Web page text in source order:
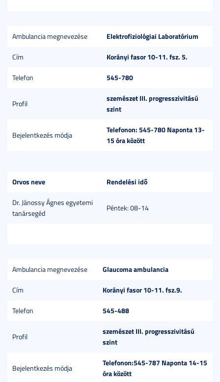
Ambulancia megnevezése Elektrofiziológiai Laboratórium
Cím Korányi fasor 10-11. fsz. 5.
Telefon 545-780
Profil
szemészet III. progresszivitású
szint
Bejelentkezés módja
Telefonon: 545-780 Naponta 13-
15 óra között
Orvos neve Rendelési idő
Dr. Jánossy Ágnes egyetemi
tanársegéd
Péntek: 08-14
Ambulancia megnevezése Glaucoma ambulancia
Cím Korányi fasor 10-11. fsz.9.
Telefon 545-488
Profil
szemészet III. progresszivitású
szint
Bejelentkezés módja
Telefonon:545-787 Naponta 14-15
óra között